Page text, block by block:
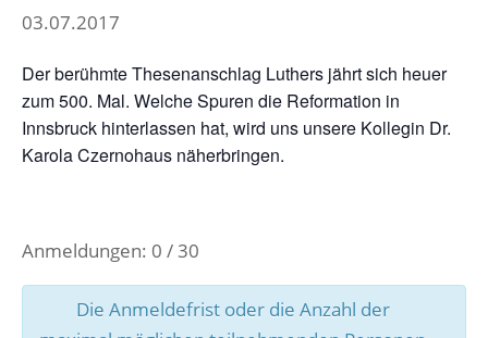
03.07.2017
Der berühmte Thesenanschlag Luthers jährt sich heuer
zum 500. Mal. Welche Spuren die Reformation in
Innsbruck hinterlassen hat, wird uns unsere Kollegin Dr.
Karola Czernohaus näherbringen.
Anmeldungen: 0 / 30
Die Anmeldefrist oder die Anzahl der